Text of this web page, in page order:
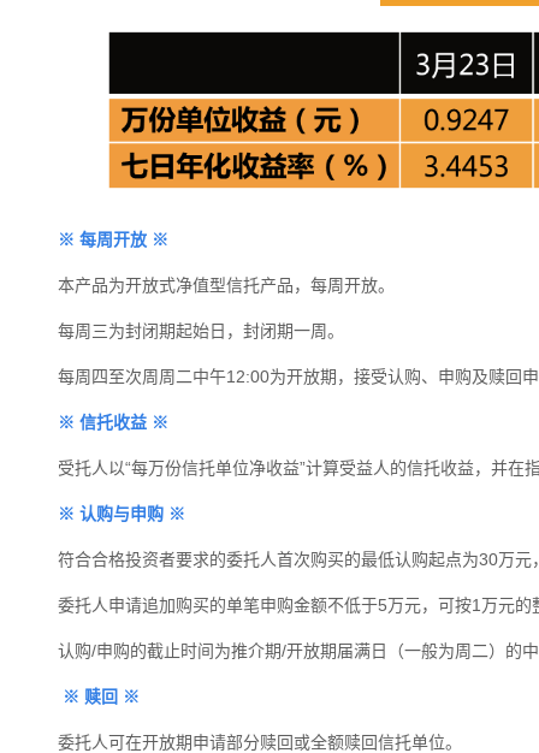
※ 每周开放 ※
本产品为开放式净值型信托产品，每周开放。
每周三为封闭期起始日，封闭期一周。
每周四至次周周二中午12:00为开放期，接受认购、申购及赎回
※ 信托收益 ※
受托人以“每万份信托单位净收益”计算受益人的信托收益，并在
※ 认购与申购 ※
符合合格投资者要求的委托人首次购买的最低认购起点为30万元
委托人申请追加购买的单笔申购金额不低于5万元，可按1万元的
认购/申购的截止时间为推介期/开放期届满日（一般为周二）的
※ 赎回 ※
委托人可在开放期申请部分赎回或全额赎回信托单位。